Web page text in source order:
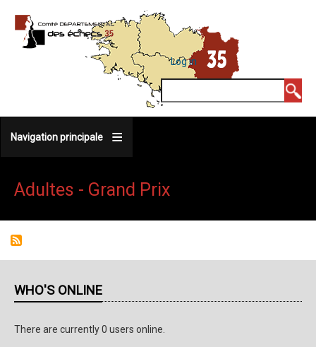
main
MENU
DU
COMPTE
DE
Log in
Navigation principale
Adultes - Grand Prix
WHO'S ONLINE
There are currently 0 users online.